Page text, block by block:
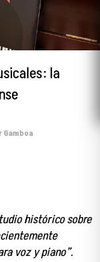
la
Gamboa
histórico sobre
voz y piano”.